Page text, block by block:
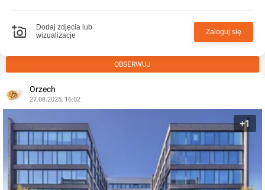
Dodaj zdjęcia lub
wizualizacje
Zaloguj się
OBSERWUJ
Orzech
27.08.2025, 16:02
+1